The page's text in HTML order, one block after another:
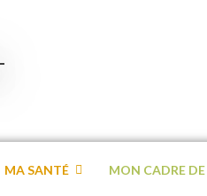
MA SANTÉ MON CADRE